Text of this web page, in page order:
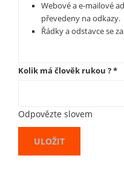
Webové a e-mailové
převedeny na odkazy.
Řádky a odstavce se
Kolik má člověk rukou ?*
Odpovězte slovem